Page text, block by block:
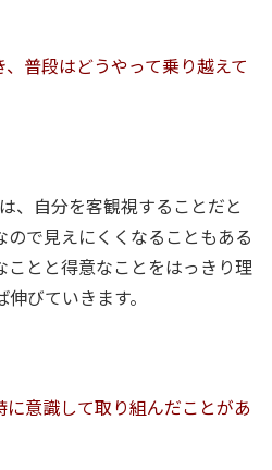
普段はどうやって乗り越えて
、自分を客観視することだと
ので見えにくくなることもある
ことと得意なことをはっきり理
びていきます。
意識して取り組んだことがあ